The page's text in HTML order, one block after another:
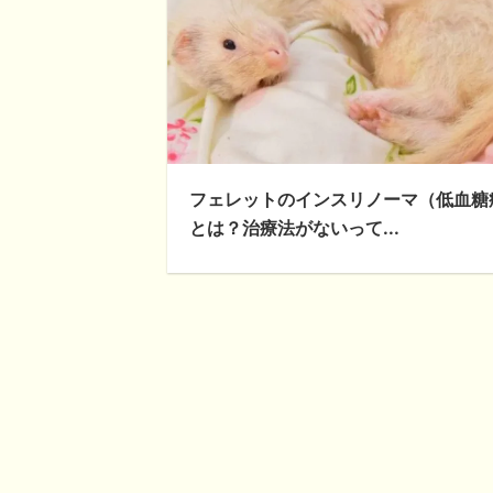
フェレットのインスリノーマ（低血糖
とは？治療法がないって...